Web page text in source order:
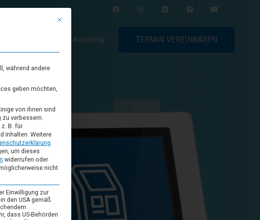
Automatisierte Abrechnung
DEV
Individuelle
Softwareentwicklung
Academy TERMIN VEREINBAREN
Mit diesem Button wird der Dialog geschlossen. Seine Funktionalität ist
während andere
geben möchten,
von ihnen sind
zu verbessern.
z. B. für
Inhalten. Weitere
.
um dieses
widerrufen oder
nicht
Einwilligung zur
den USA gemäß
dass US-Behörden